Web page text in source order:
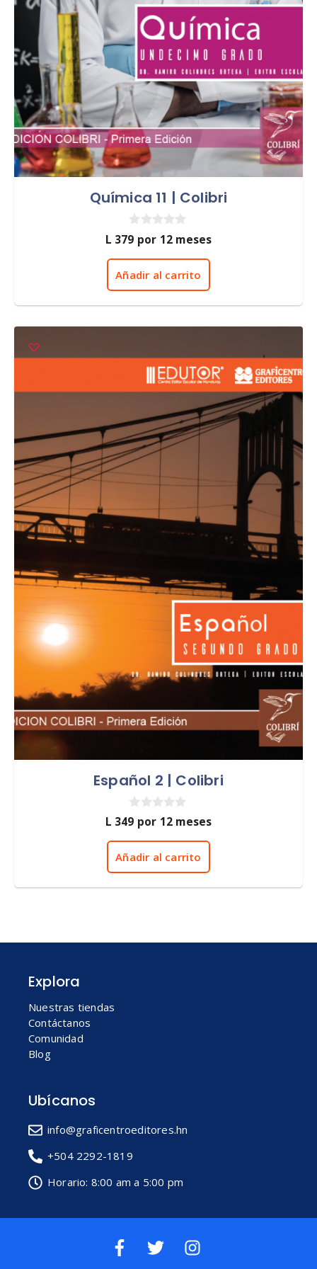
Química 11 | Colibri
0
d
e
L 379 por 12 meses
Añadir al carrito
Español 2 | Colibri
0
d
e
L 349 por 12 meses
Añadir al carrito
Explora
Nuestras tiendas
Contáctanos
Comunidad
Blog
Ubícanos
info@graficentroeditores.hn
+504 2292-1819
Horario: 8:00 am a 5:00 pm